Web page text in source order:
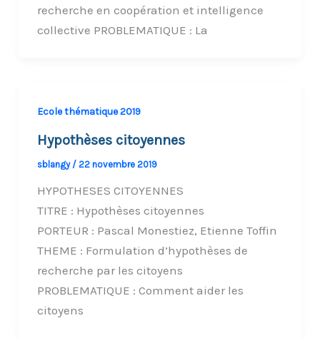
recherche en coopération et intelligence
collective PROBLEMATIQUE : La
Ecole thématique 2019
Hypothèses citoyennes
sblangy / 22 novembre 2019
HYPOTHESES CITOYENNES
TITRE : Hypothèses citoyennes
PORTEUR : Pascal Monestiez, Etienne Toffin
THEME : Formulation d’hypothèses de
recherche par les citoyens
PROBLEMATIQUE : Comment aider les
citoyens